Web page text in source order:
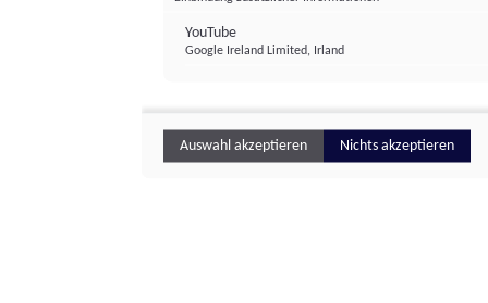
YouTube
Google Ireland Limited, Irland
Auswahl akzeptieren Nichts akzeptieren